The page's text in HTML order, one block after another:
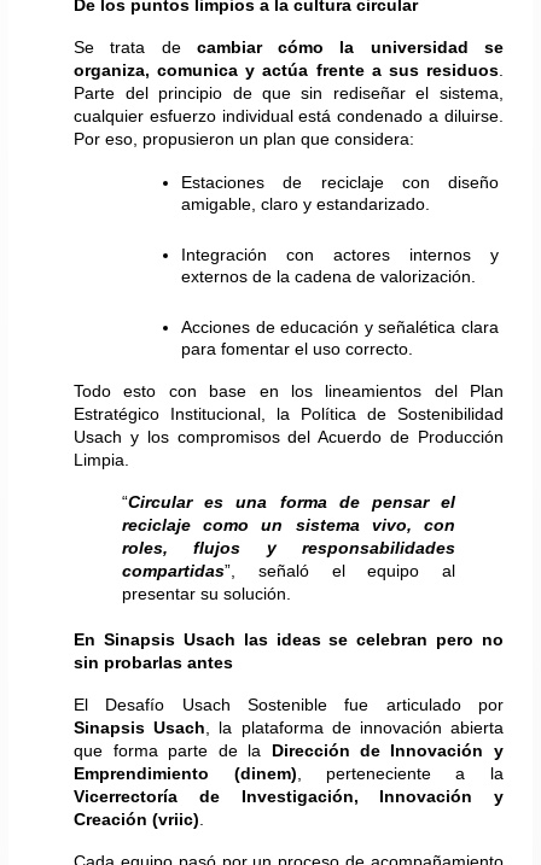
De los puntos limpios a la cultura circular
Se trata de cambiar cómo la universidad se
organiza, comunica y actúa frente a sus residuos.
Parte del principio de que sin rediseñar el sistema,
cualquier esfuerzo individual está condenado a diluirse.
Por eso, propusieron un plan que considera:
Estaciones de reciclaje con diseño
amigable, claro y estandarizado.
Integración con actores internos y
externos de la cadena de valorización.
Acciones de educación y señalética clara
para fomentar el uso correcto.
Todo esto con base en los lineamientos del Plan
Estratégico Institucional, la Política de Sostenibilidad
Usach y los compromisos del Acuerdo de Producción
Limpia.
“Circular es una forma de pensar el
reciclaje como un sistema vivo, con
roles, flujos y responsabilidades
compartidas”, señaló el equipo al
presentar su solución.
En Sinapsis Usach las ideas se celebran pero no
sin probarlas antes
El Desafío Usach Sostenible fue articulado por
Sinapsis Usach, la plataforma de innovación abierta
que forma parte de la
Dirección de Innovación y
Emprendimiento (dinem)
, perteneciente a la
Vicerrectoría de Investigación, Innovación y
Creación (vriic).